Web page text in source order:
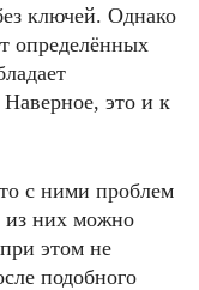
ключей. Однако
определённых
Наверное, это и к
с ними проблем
из них можно
этом не
подобного